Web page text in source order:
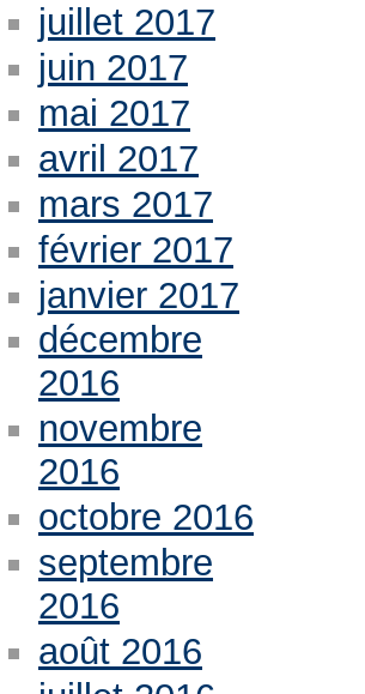
juillet 2017
juin 2017
mai 2017
avril 2017
mars 2017
février 2017
janvier 2017
décembre
2016
novembre
2016
octobre 2016
septembre
2016
août 2016